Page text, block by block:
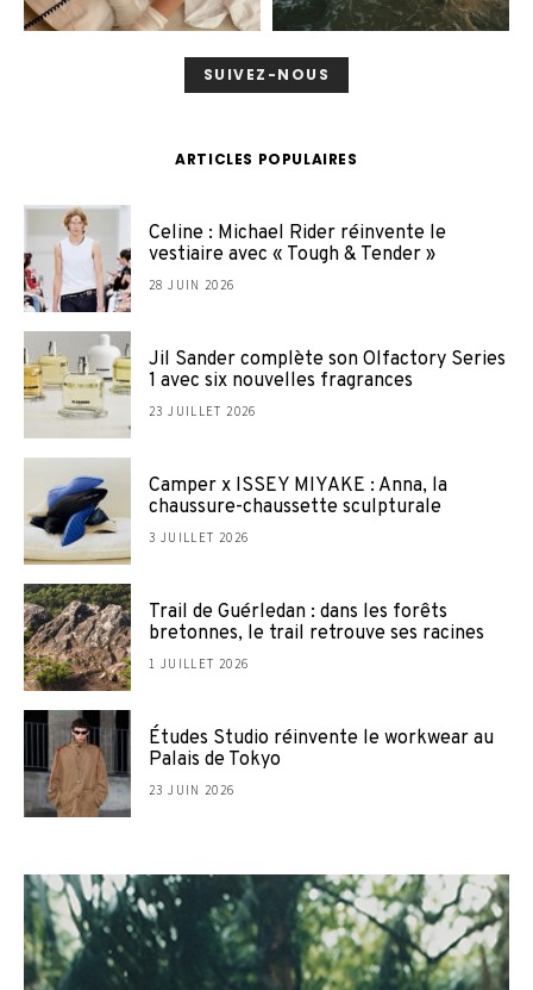
SUIVEZ-NOUS
ARTICLES POPULAIRES
Celine : Michael Rider réinvente le
vestiaire avec « Tough & Tender »
28 JUIN 2026
Jil Sander complète son Olfactory Series
1 avec six nouvelles fragrances
23 JUILLET 2026
Camper x ISSEY MIYAKE : Anna, la
chaussure-chaussette sculpturale
3 JUILLET 2026
Trail de Guérledan : dans les forêts
bretonnes, le trail retrouve ses racines
1 JUILLET 2026
Études Studio réinvente le workwear au
Palais de Tokyo
23 JUIN 2026